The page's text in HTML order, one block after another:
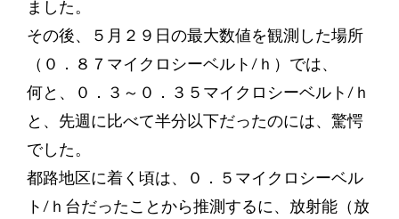
ました。
その後、５月２９日の最大数値を観測した場所
（０．８７マイクロシーベルト/ｈ）では、
何と、０．３～０．３５マイクロシーベルト/ｈ
と、先週に比べて半分以下だったのには、驚愕
でした。
都路地区に着く頃は、０．５マイクロシーベル
ト/ｈ台だったことから推測するに、放射能（放